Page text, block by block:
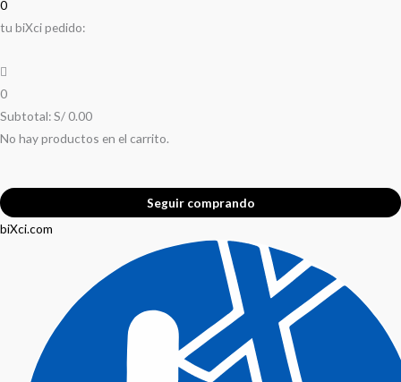
0
tu biXci pedido:
0
Subtotal:S/ 0.00
No hay productos en el carrito.
Seguir comprando
biXci.com